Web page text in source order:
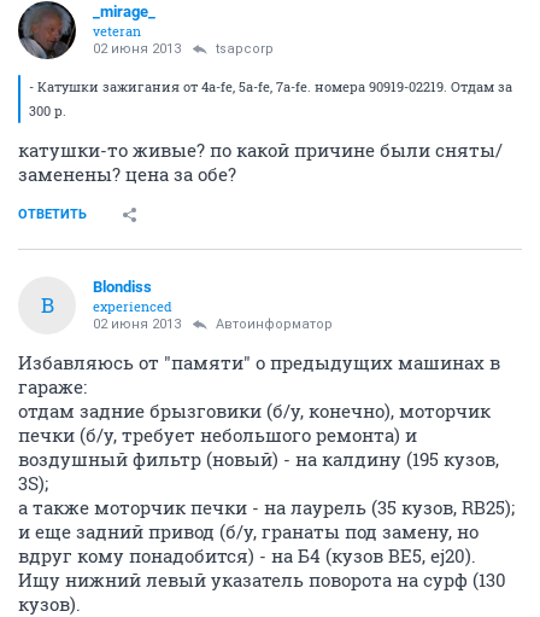
_mirage_
veteran
02 июня 2013 tsapcorp
- Катушки зажигания от 4а-fe, 5а-fe, 7а-fe. номера 90919-02219. Отдам за
300 р.
катушки-то живые? по какой причине были сняты/
заменены? цена за обе?
ОТВЕТИТЬ
B
Blondiss
experienced
02 июня 2013 Автоинформатор
Избавляюсь от "памяти" о предыдущих машинах в
гараже:
отдам задние брызговики (б/у, конечно), моторчик
печки (б/у, требует небольшого ремонта) и
воздушный фильтр (новый) - на калдину (195 кузов,
3S);
а также моторчик печки - на лаурель (35 кузов, RB25);
и еще задний привод (б/у, гранаты под замену, но
вдруг кому понадобится) - на Б4 (кузов ВЕ5, ej20).
Ищу нижний левый указатель поворота на сурф (130
кузов).